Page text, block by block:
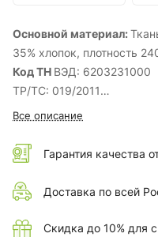
Основной материал:
35% хлопок, плотность
Код ТН ВЭД: 6203231000
ТР/ТС: 019/2011
ГОСТ:
12.4.280-2014
Вид центральной
планка на кнопках)
Наличие СОП:
Вес
Сезонность:Лето
Все описание
Гарантия качества
Доставка по всей
Скидка до 10% для